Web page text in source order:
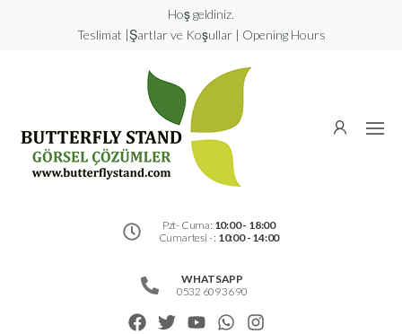
Hoş geldiniz.
Teslimat |Şartlar ve Koşullar | Opening Hours
Görsel
Pzt- Cuma: 10:00 - 18:00
Cumartesi - : 10:00 - 14:00
WHATSAPP
0532 609 36 90